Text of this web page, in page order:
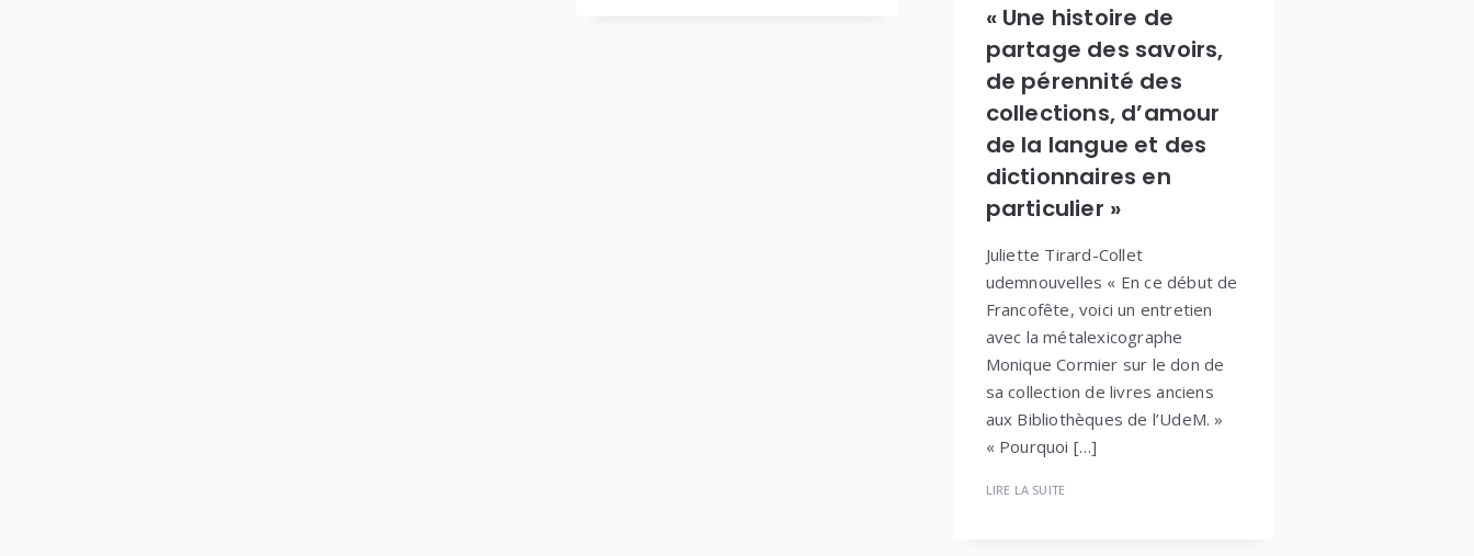
« Une histoire de
partage des savoirs,
de pérennité des
collections, d’amour
de la langue et des
dictionnaires en
particulier »
Juliette Tirard-Collet
udemnouvelles « En ce début de
Francofête, voici un entretien
avec la métalexicographe
Monique Cormier sur le don de
sa collection de livres anciens
aux Bibliothèques de l’UdeM. »
« Pourquoi […]
LIRE LA SUITE